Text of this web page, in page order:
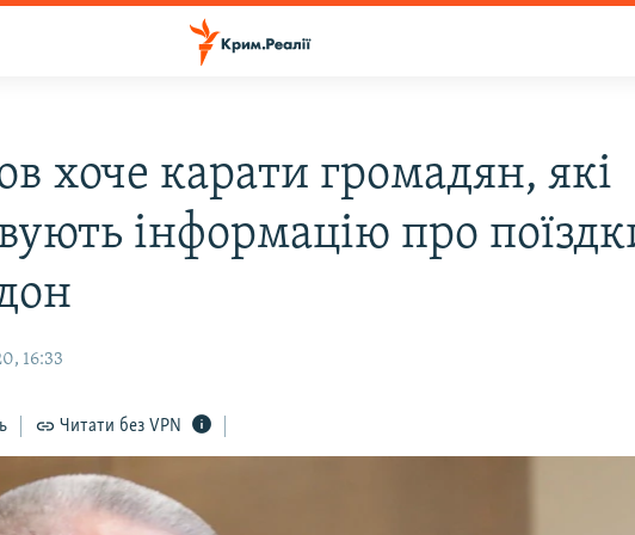
хоче карати громадян, які
інформацію про
16:33
Читати без VPN